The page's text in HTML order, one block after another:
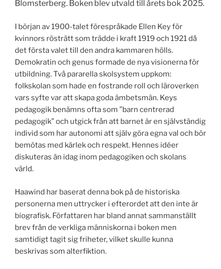
Blomsterberg. Boken blev utvald till årets bok 2025.
I början av 1900-talet förespråkade Ellen Key för
kvinnors rösträtt som trädde i kraft 1919 och 1921 då
det första valet till den andra kammaren hölls.
Demokratin och genus formade de nya visionerna för
utbildning. Två pararella skolsystem uppkom:
folkskolan som hade en fostrande roll och läroverken
vars syfte var att skapa goda ämbetsmän. Keys
pedagogik benämns ofta som ”barn centrerad
pedagogik” och utgick från att barnet är en självständig
individ som har autonomi att själv göra egna val och bör
bemötas med kärlek och respekt. Hennes idéer
diskuteras än idag inom pedagogiken och skolans
värld.
Haawind har baserat denna bok på de historiska
personerna men uttrycker i efterordet att den inte är
biografisk. Författaren har bland annat sammanställt
brev från de verkliga människorna i boken men
samtidigt tagit sig friheter, vilket skulle kunna
beskrivas som alterfiktion.